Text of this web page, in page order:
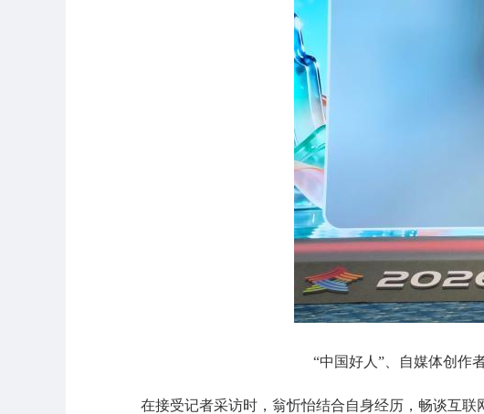
“中国好人”、自媒体创作
在接受记者采访时，翁忻怡结合自身经历，畅谈互